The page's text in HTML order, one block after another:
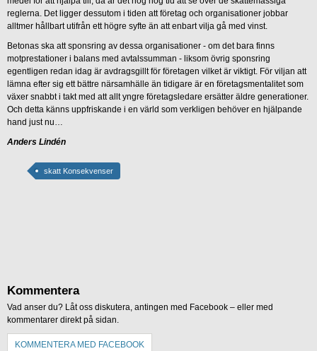
reglerna. Det ligger dessutom i tiden att företag och organisationer jobbar
alltmer hållbart utifrån ett högre syfte än att enbart vilja gå med vinst.
Betonas ska att sponsring av dessa organisationer - om det bara finns
motprestationer i balans med avtalssumman - liksom övrig sponsring
egentligen redan idag är avdragsgillt för företagen vilket är viktigt. För viljan att
lämna efter sig ett bättre närsamhälle än tidigare är en företagsmentalitet som
växer snabbt i takt med att allt yngre företagsledare ersätter äldre generationer.
Och detta känns uppfriskande i en värld som verkligen behöver en hjälpande
hand just nu…
Anders Lindén
skatt Konsekvenser
Kommentera
Vad anser du? Låt oss diskutera, antingen med Facebook – eller med
kommentarer direkt på sidan.
KOMMENTERA MED FACEBOOK